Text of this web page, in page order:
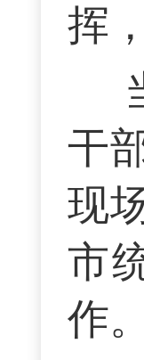
挥
干
现
市
作。